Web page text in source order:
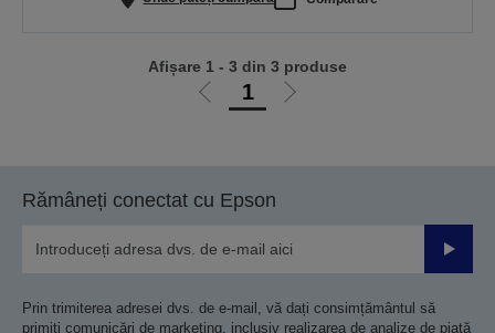
Mergi
1
Mergi
Afișare 1 - 3 din 3 produse
Rămâneți conectat cu Epson
Prin trimiterea adresei dvs. de e-mail, vă dați consimțământul să
primiți comunicări de marketing, inclusiv realizarea de analize de piață